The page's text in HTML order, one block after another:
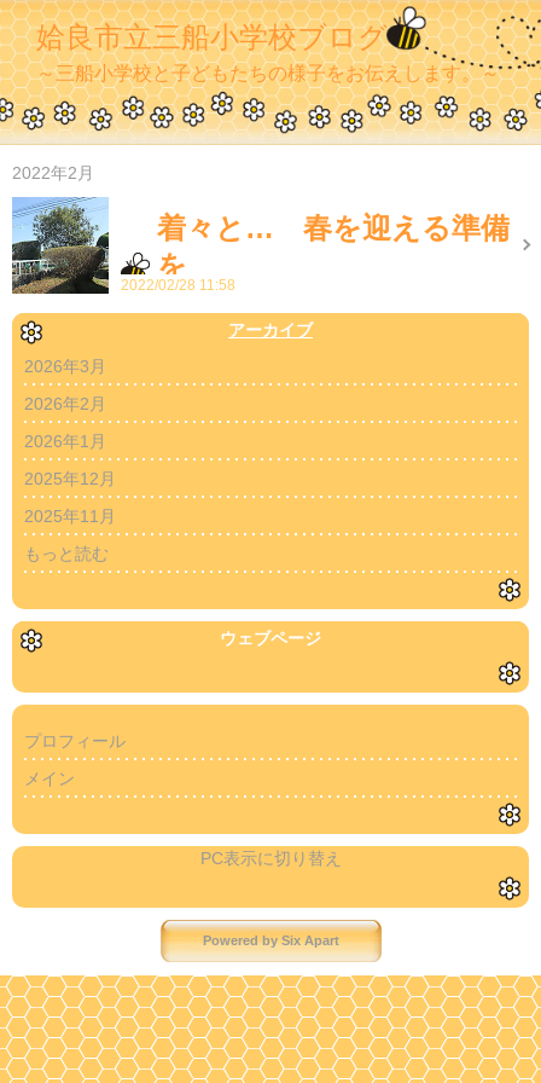
姶良市立三船小学校ブログ
～三船小学校と子どもたちの様子をお伝えします。～
2022年2月
着々と… 春を迎える準備
を
2022/02/28 11:58
アーカイブ
2026年3月
2026年2月
2026年1月
2025年12月
2025年11月
もっと読む
ウェブページ
プロフィール
メイン
PC表示に切り替え
Powered bySix Apart